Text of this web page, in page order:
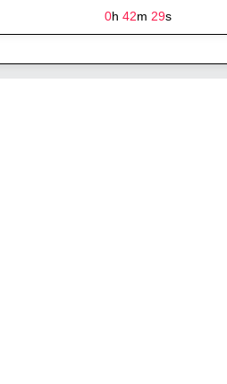
0h 42m 29s